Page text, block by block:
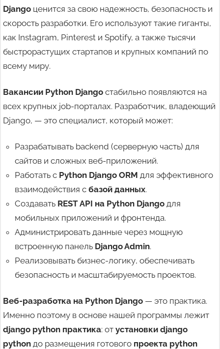
Django ценится за свою надежность, безопасность и
скорость разработки. Его используют такие гиганты,
как Instagram, Pinterest и Spotify, а также тысячи
быстрорастущих стартапов и крупных компаний по
всему миру.
Вакансии Python Django стабильно появляются на
всех крупных job-порталах. Разработчик, владеющий
Django, — это специалист, который может:
Разрабатывать backend (серверную часть) для
сайтов и сложных веб-приложений.
Работать с Python Django ORM для эффективного
взаимодействия сбазой данных.
Создавать REST API на Python Django для
мобильных приложений и фронтенда.
Администрировать данные через мощную
встроенную панель Django Admin.
Реализовывать бизнес-логику, обеспечивать
безопасность и масштабируемость проектов.
Веб-разработка на Python Django — это практика.
Именно поэтому в основе нашей программы лежит
django python практика: отустановки django
python до размещения готового проекта python